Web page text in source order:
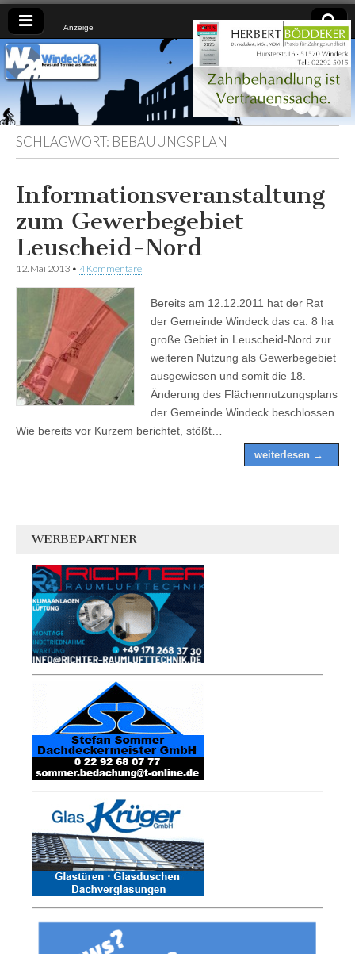
Anzeige
Windeck24
Nachrichten
aus dem
Ländchen
für das
Ländchen
SCHLAGWORT: BEBAUUNGSPLAN
Informationsveranstaltung
zum Gewerbegebiet
Leuscheid-Nord
12. Mai 2013 • 4 Kommentare
Bereits am 12.12.2011 hat der Rat
der Gemeinde Windeck das ca. 8 ha
große Gebiet in Leuscheid-Nord zur
weiteren Nutzung als Gewerbegebiet
ausgewiesen und somit die 18.
Änderung des Flächennutzungsplans
der Gemeinde Windeck beschlossen.
Wie bereits vor Kurzem berichtet, stößt…
weiterlesen →
WERBEPARTNER